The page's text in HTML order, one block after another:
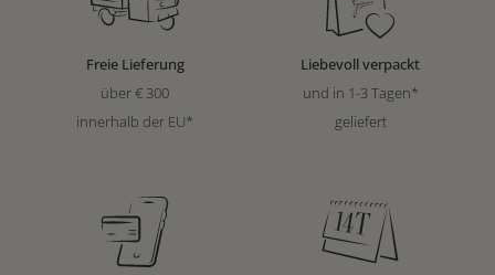
Freie Lieferung
über € 300
innerhalb der EU*
Liebevoll verpackt
und in 1-3 Tagen*
geliefert